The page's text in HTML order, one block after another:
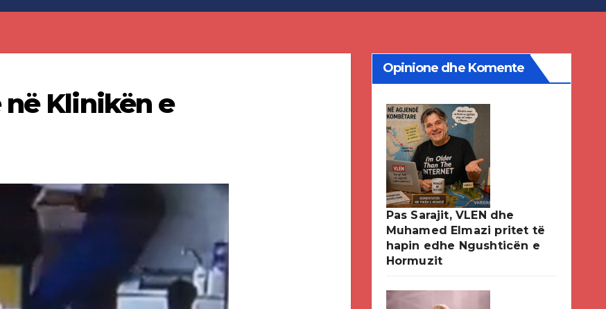
Klinikën e
Opinione dhe Komente
Pas Sarajit, VLEN dhe
Muhamed Elmazi pritet të
hapin edhe Ngushticën e
Hormuzit